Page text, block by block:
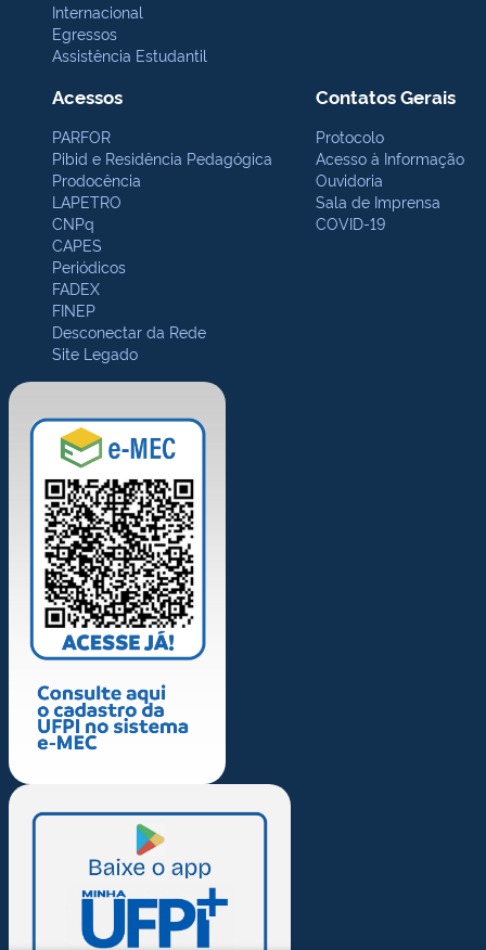
Internacional
Egressos
Assistência Estudantil
Acessos
PARFOR
Pibid e Residência Pedagógica
Prodocência
LAPETRO
CNPq
CAPES
Periódicos
FADEX
FINEP
Desconectar da Rede
Site Legado
Contatos Gerais
Protocolo
Acesso à Informação
Ouvidoria
Sala de Imprensa
COVID-19